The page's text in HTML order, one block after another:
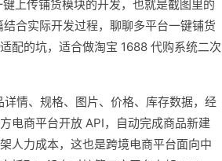
上传铺货模块的开发，也就是截图里的
合实际开发过程，聊聊多平台一键铺货
配的坑，适合做淘宝 1688 代购系统二次
情、规格、图片、价格、库存数据，经
电商平台开放 API，自动完成商品新建
人力成本，这也是跨境电商平台面向中